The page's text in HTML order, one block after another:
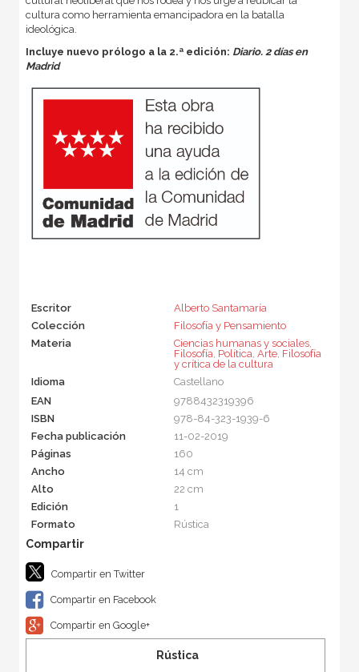
cultura como herramienta emancipadora en la batalla
ideológica.
Incluye nuevo prólogo a la 2.ª edición: Diario. 2 días en
Madrid
Escritor
Alberto Santamaría
Colección
Filosofía y Pensamiento
Materia
Ciencias humanas y sociales,
Filosofía, Política, Arte, Filosofía
y crítica de la cultura
Idioma
Castellano
EAN
9788432319396
ISBN
978-84-323-1939-6
Fecha publicación
11-02-2019
Páginas
160
Ancho
14 cm
Alto
22 cm
Edición
1
Formato
Rústica
Compartir en Twitter
Compartir en Facebook
Compartir en Google+
Rústica